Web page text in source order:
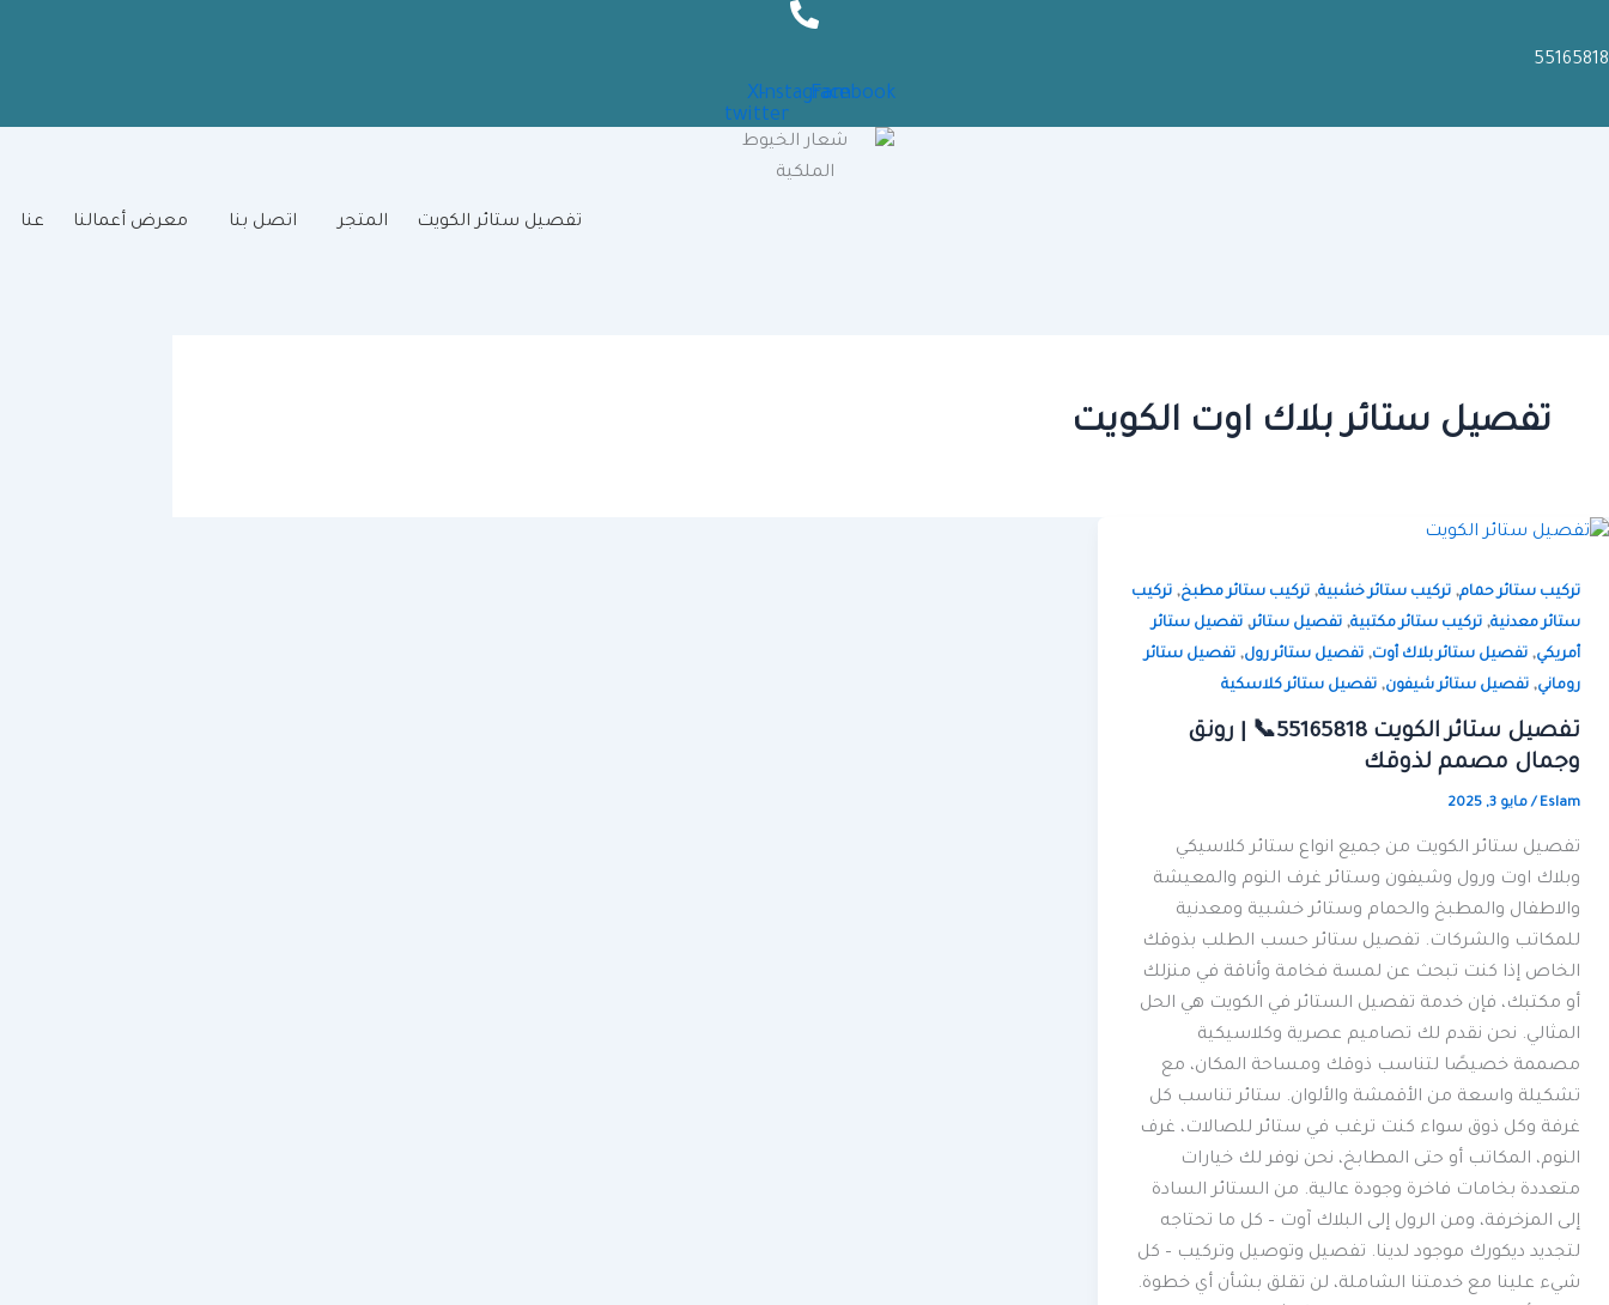
55165818
Facebook
Instagram
X-
twitter
تفصيل ستائر الكويت المتجر اتصل بنا معرض أعمالنا عنا
تفصيل ستائر بلاك اوت الكويت
تركيب ستائر حمام, تركيب ستائر خشبية, تركيب ستائر مطبخ, تركيب
ستائر معدنية, تركيب ستائر مكتبية, تفصيل ستائر, تفصيل ستائر
أمريكي, تفصيل ستائر بلاك أوت, تفصيل ستائر رول, تفصيل ستائر
روماني, تفصيل ستائر شيفون, تفصيل ستائر كلاسكية
تفصيل ستائر الكويت 55165818📞 | رونق
وجمال مصمم لذوقك
Eslam
/مايو 3, 2025
تفصيل ستائر الكويت من جميع انواع ستائر كلاسيكي
وبلاك اوت ورول وشيفون وستائر غرف النوم والمعيشة
والاطفال والمطبخ والحمام وستائر خشبية ومعدنية
للمكاتب والشركات. تفصيل ستائر حسب الطلب بذوقك
الخاص إذا كنت تبحث عن لمسة فخامة وأناقة في منزلك
أو مكتبك، فإن خدمة تفصيل الستائر في الكويت هي الحل
المثالي. نحن نقدم لك تصاميم عصرية وكلاسيكية
مصممة خصيصًا لتناسب ذوقك ومساحة المكان، مع
تشكيلة واسعة من الأقمشة والألوان. ستائر تناسب كل
غرفة وكل ذوق سواء كنت ترغب في ستائر للصالات، غرف
النوم، المكاتب أو حتى المطابخ، نحن نوفر لك خيارات
متعددة بخامات فاخرة وجودة عالية. من الستائر السادة
إلى المزخرفة، ومن الرول إلى البلاك آوت – كل ما تحتاجه
لتجديد ديكورك موجود لدينا. تفصيل وتوصيل وتركيب – كل
شيء علينا مع خدمتنا الشاملة، لن تقلق بشأن أي خطوة.